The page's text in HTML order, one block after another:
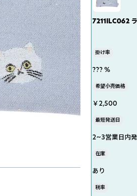
7211ILC062
掛け率
??? %
希望小売価格
￥2,500
最短発送日
2~3営業日内
在庫
あり
税率